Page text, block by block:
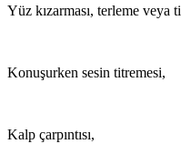
Yüz kızarması, terleme veya
Konuşurken sesin titremesi,
Kalp çarpıntısı,